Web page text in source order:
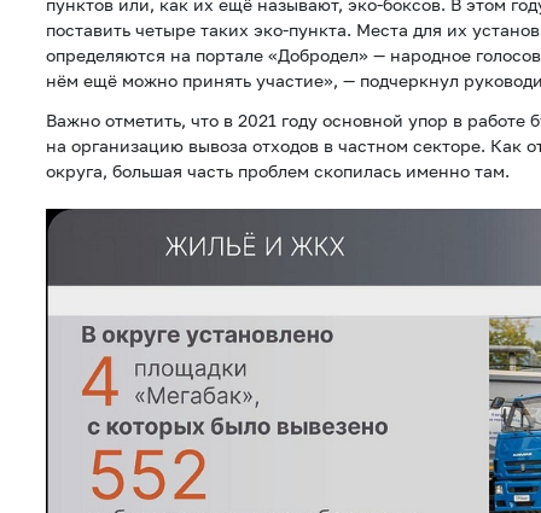
пунктов или, как их ещё называют, эко-боксов. В этом
поставить четыре таких эко-пункта. Места для их
определяются на портале «Добродел» — народное
нём ещё можно принять участие», — подчеркнул
Важно отметить, что в 2021 году основной упор в работе
на организацию вывоза отходов в частном секторе. Как
округа, большая часть проблем скопилась именно там.